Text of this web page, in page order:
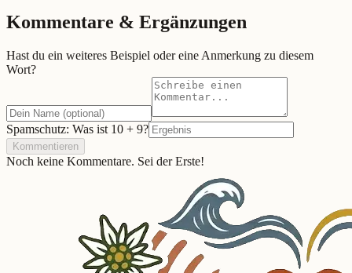
Kommentare & Ergänzungen
Hast du ein weiteres Beispiel oder eine Anmerkung zu diesem
Wort?
Spamschutz: Was ist 10 + 9?
Kommentieren
Noch keine Kommentare. Sei der Erste!